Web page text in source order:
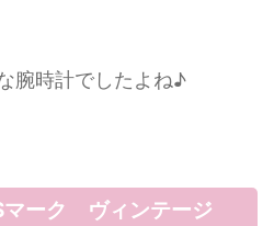
腕時計でしたよね♪
ーク ヴィンテージ